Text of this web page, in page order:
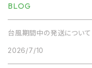
BLOG
台風期間中の発送について
2026/7/10